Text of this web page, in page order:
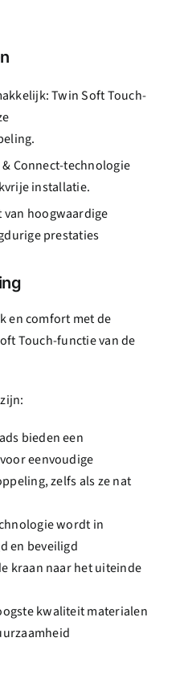
Twin Soft Touch-
Connect-technologie
installatie.
van hoogwaardige
prestaties
en comfort met de
Touch-functie van de
bieden een
eenvoudige
zelfs als ze nat
wordt in
en beveiligd
kraan naar het uiteinde
kwaliteit materialen